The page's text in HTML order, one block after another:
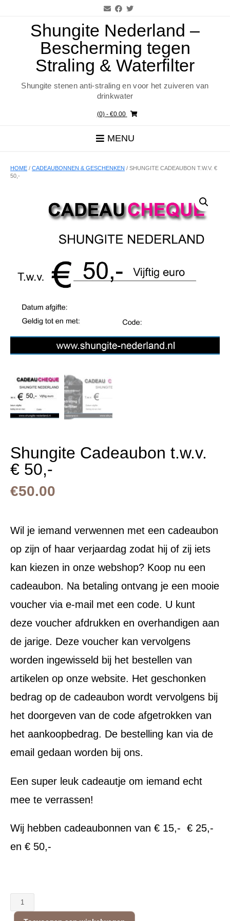
Shungite Nederland –
Bescherming tegen
Straling & Waterfilter
Shungite stenen anti-straling en voor het zuiveren van
drinkwater
(0)- €0.00
MENU
HOME / CADEAUBONNEN & GESCHENKEN / SHUNGITE CADEAUBON T.W.V. €
50,-
Shungite Cadeaubon t.w.v.
€ 50,-
€50.00
Wil je iemand verwennen met een cadeaubon
op zijn of haar verjaardag zodat hij of zij iets
kan kiezen in onze webshop? Koop nu een
cadeaubon. Na betaling ontvang je een mooie
voucher via e-mail met een code. U kunt
deze voucher afdrukken en overhandigen aan
de jarige. Deze voucher kan vervolgens
worden ingewisseld bij het bestellen van
artikelen op onze website. Het geschonken
bedrag op de cadeaubon wordt vervolgens bij
het doorgeven van de code afgetrokken van
het aankoopbedrag. De bestelling kan via de
email gedaan worden bij ons.
Een super leuk cadeautje om iemand echt
mee te verrassen!
Wij hebben cadeaubonnen van € 15,- € 25,-
en € 50,-
Shungite
Cadeaubon